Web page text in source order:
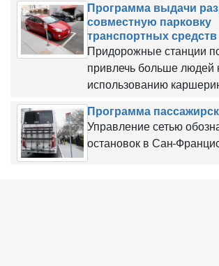
Программа выдачи
совместную парковку
транспортных
Придорожные станции
привлечь больше людей
использованию
Программа
Управление сетью
остановок в Сан-